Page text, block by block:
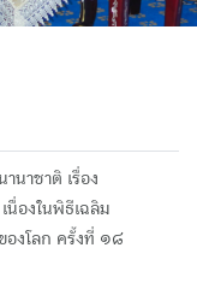
นาชาติ เรื่อง
องในพิธีเฉลิม
องโลก ครั้งที่ ๑๘